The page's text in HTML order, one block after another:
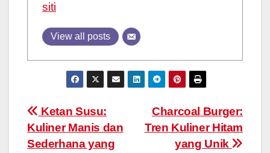
siti
View all posts
Post
navigation
Charcoal Burger:
Tren Kuliner Hitam
yang Unik
Ketan Susu:
Kuliner Manis dan
Sederhana yang